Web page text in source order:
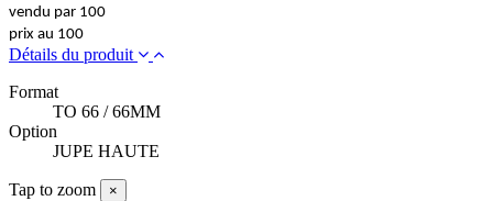
vendu par 100
prix au 100
Détails du produit
Format
TO 66 / 66MM
Option
JUPE HAUTE
Tap to zoom ×